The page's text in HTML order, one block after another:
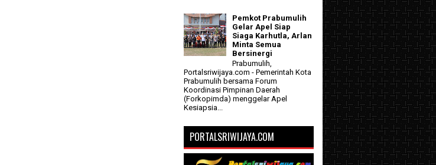
Pemkot Prabumulih
Gelar Apel Siap
Siaga Karhutla, Arlan
Minta Semua
Bersinergi
Prabumulih,
Portalsriwijaya.com - Pemerintah Kota
Prabumulih bersama Forum
Koordinasi Pimpinan Daerah
(Forkopimda) menggelar Apel
Kesiapsia...
PORTALSRIWIJAYA.COM